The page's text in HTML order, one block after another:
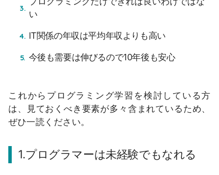
い
IT関係の年収は平均年収よりも高い
今後も需要は伸びるので10年後も安心
これからプログラミング学習を検討している方
は、見ておくべき要素が多々含まれているため、
ぜひ一読ください。
1.プログラマーは未経験でもなれる